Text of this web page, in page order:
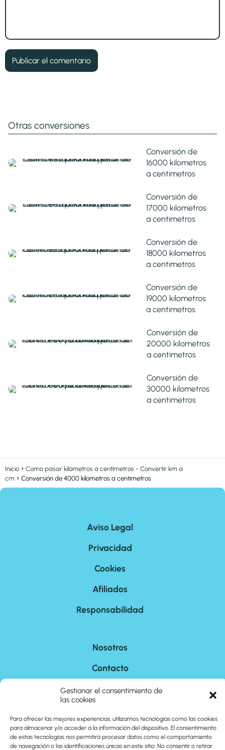
Gestionar el consentimiento de
las cookies
Para ofrecer las mejores experiencias, utilizamos tecnologías como las cookies
para almacenar y/o acceder a la información del dispositivo. El consentimiento
de estas tecnologías nos permitirá procesar datos como el comportamiento
de navegación o las identificaciones únicas en este sitio. No consentir o retirar
Otras conversiones
Conversión de
16000 kilometros
a centimetros
Conversión de
17000 kilometros
a centimetros
Conversión de
18000 kilometros
a centimetros
Conversión de
19000 kilometros
a centimetros
Conversión de
20000 kilometros
a centimetros
Conversión de
30000 kilometros
a centimetros
Inicio
Como pasar kilómetros a centímetros - Convertir km a
cm
Conversión de 4000 kilometros a centimetros
Aviso Legal
Privacidad
Cookies
Afiliados
Responsabilidad
Nosotros
Contacto
Sitemap
©2026cuantoson.com